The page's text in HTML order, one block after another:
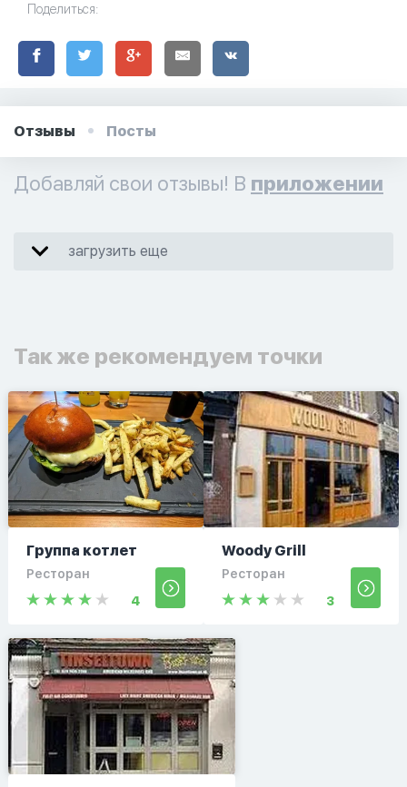
Поделиться:
Отзывы Посты
Добавляй свои отзывы! В приложении
загрузить еще
Так же рекомендуем точки
Группа котлет
Ресторан
4
Woody Grill
Ресторан
3